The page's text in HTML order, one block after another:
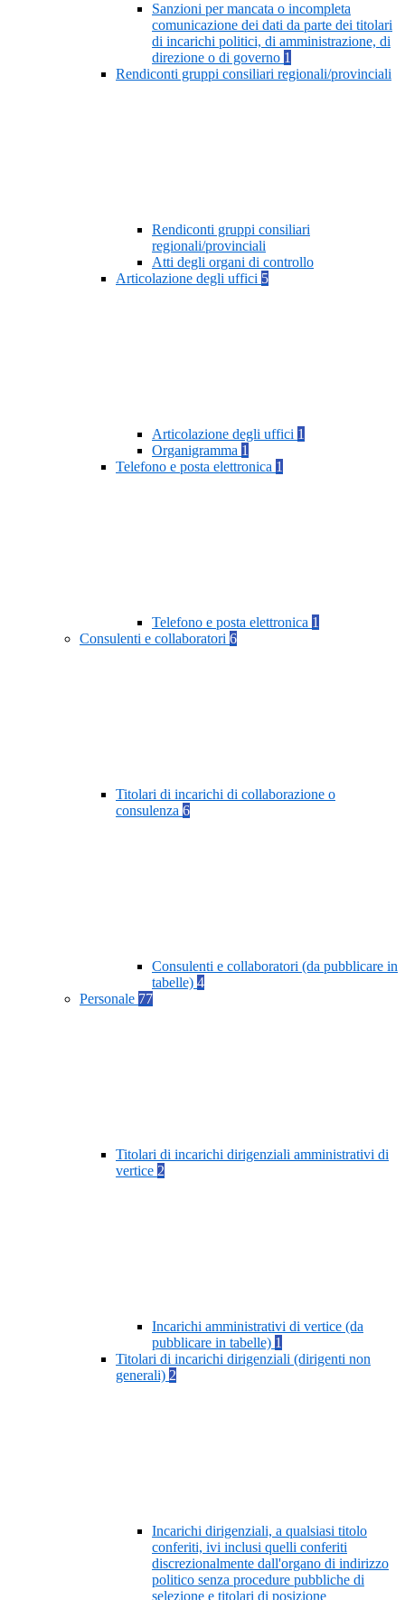
Sanzioni per mancata o incompleta
comunicazione dei dati da parte dei titolari
di incarichi politici, di amministrazione, di
direzione o di governo 1
Rendiconti gruppi consiliari regionali/provinciali
Rendiconti gruppi consiliari
regionali/provinciali
Atti degli organi di controllo
Articolazione degli uffici 5
Articolazione degli uffici 1
Organigramma 1
Telefono e posta elettronica 1
Telefono e posta elettronica 1
Consulenti e collaboratori 6
Titolari di incarichi di collaborazione o
consulenza 6
Consulenti e collaboratori (da pubblicare in
tabelle) 4
Personale 77
Titolari di incarichi dirigenziali amministrativi di
vertice 2
Incarichi amministrativi di vertice (da
pubblicare in tabelle) 1
Titolari di incarichi dirigenziali (dirigenti non
generali) 2
Incarichi dirigenziali, a qualsiasi titolo
conferiti, ivi inclusi quelli conferiti
discrezionalmente dall'organo di indirizzo
politico senza procedure pubbliche di
selezione e titolari di posizione